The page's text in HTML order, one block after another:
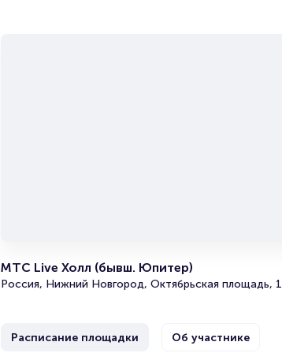
Брокерам
МТС Live Холл (бывш. Юпитер)
Россия, Нижний Новгород, Октябрьская площадь, 1
Расписание площадки Об участнике